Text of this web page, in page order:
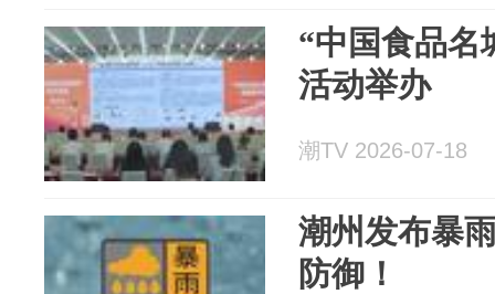
“中国食品
活动举办
潮TV 2026-07-18
潮州发布暴
防御！